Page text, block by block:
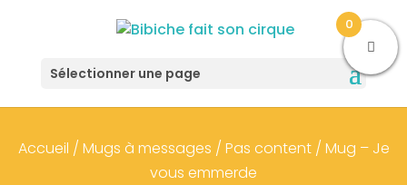
Sélectionner une page
Accueil / Mugs à messages / Pas content/ Mug – Je
vous emmerde
0